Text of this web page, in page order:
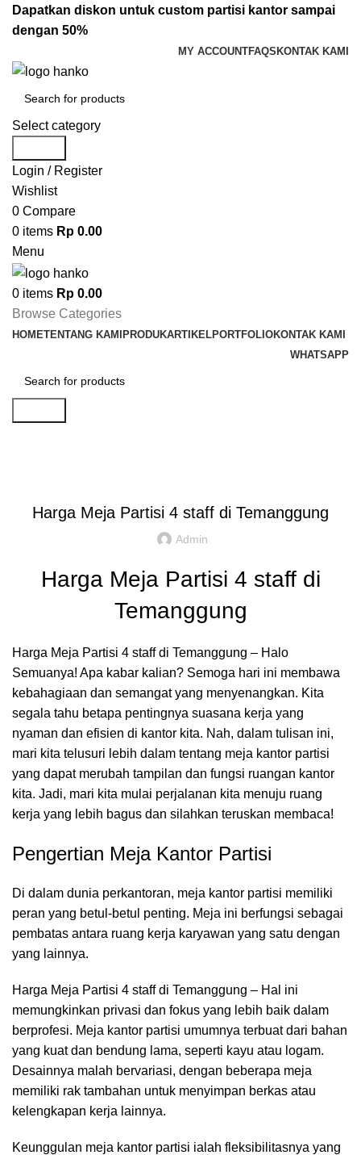
Dapatkan diskon untuk custom partisi kantor sampai
dengan 50%
MY ACCOUNTFAQS KONTAK KAMI
Select category
Login / Register
Wishlist
0 Compare
0 items Rp 0.00
Menu
0 items Rp 0.00
Browse Categories
HOMETENTANG KAMIPRODUKARTIKELPORTFOLIOKONTAK KAMI
WHATSAPP
Harga Meja Partisi 4 staff di Temanggung
Admin
Harga Meja Partisi 4 staff di
Temanggung
Harga Meja Partisi 4 staff di Temanggung – Halo
Semuanya! Apa kabar kalian? Semoga hari ini membawa
kebahagiaan dan semangat yang menyenangkan. Kita
segala tahu betapa pentingnya suasana kerja yang
nyaman dan efisien di kantor kita. Nah, dalam tulisan ini,
mari kita telusuri lebih dalam tentang meja kantor partisi
yang dapat merubah tampilan dan fungsi ruangan kantor
kita. Jadi, mari kita mulai perjalanan kita menuju ruang
kerja yang lebih bagus dan silahkan teruskan membaca!
Pengertian Meja Kantor Partisi
Di dalam dunia perkantoran, meja kantor partisi memiliki
peran yang betul-betul penting. Meja ini berfungsi sebagai
pembatas antara ruang kerja karyawan yang satu dengan
yang lainnya.
Harga Meja Partisi 4 staff di Temanggung – Hal ini
memungkinkan privasi dan fokus yang lebih baik dalam
berprofesi. Meja kantor partisi umumnya terbuat dari bahan
yang kuat dan bendung lama, seperti kayu atau logam.
Desainnya malah bervariasi, dengan beberapa meja
memiliki rak tambahan untuk menyimpan berkas atau
kelengkapan kerja lainnya.
Keunggulan meja kantor partisi ialah fleksibilitasnya yang